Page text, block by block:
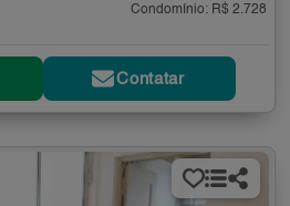
Condomínio: R$ 2.728
Contatar